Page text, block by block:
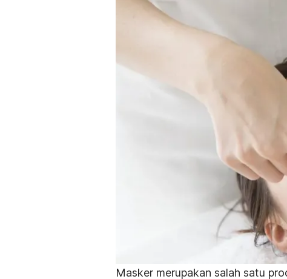
Masker merupakan salah satu